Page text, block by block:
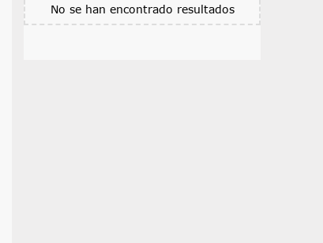
No se han encontrado resultados